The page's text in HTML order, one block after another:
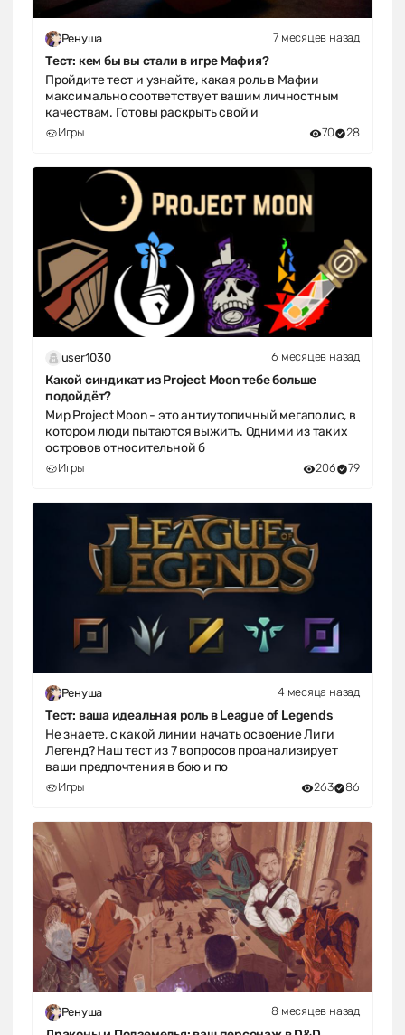
Ренуша 7 месяцев назад
Тест: кем бы вы стали в игре Мафия?
Пройдите тест и узнайте, какая роль в Мафии
максимально соответствует вашим личностным
качествам. Готовы раскрыть свой и
Игры 70 28
user1030 6 месяцев назад
Какой синдикат из Project Moon тебе больше
подойдёт?
Мир Project Moon - это антиутопичный мегаполис, в
котором люди пытаются выжить. Одними из таких
островов относительной б
Игры 206 79
Ренуша 4 месяца назад
Тест: ваша идеальная роль в League of Legends
Не знаете, с какой линии начать освоение Лиги
Легенд? Наш тест из 7 вопросов проанализирует
ваши предпочтения в бою и по
Игры 263 86
Ренуша 8 месяцев назад